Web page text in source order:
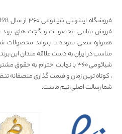
فروش تمامی محصولات و گجت های برند
همواره سعی نموده تا بتواند محصولات
مناسب در ایران به دست علاقه مندان این
شیائومی ۳۶۰ با نهایت احترام به
، کوتاه ترین زمان و قیمت گذاری منصفانه
شما رسالت اصلی تیم ماست.